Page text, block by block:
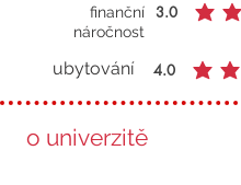
finanční
náročnost
3.0
průměrné
ubytování 4.0
průměrné
o univerzitě